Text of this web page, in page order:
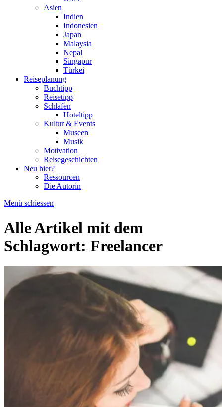
Asien
Indien
Indonesien
Japan
Malaysia
Nepal
Singapur
Türkei
Reiseplanung
Buchtipp
Reisetipp
Schlafen
Hoteltipp
Kultur & Events
Museen
Musik
Motivation
Reisegeschichten
Neu hier?
Ressourcen
Die Autorin
Menü schiessen
Alle Artikel mit dem
Schlagwort: Freelancer